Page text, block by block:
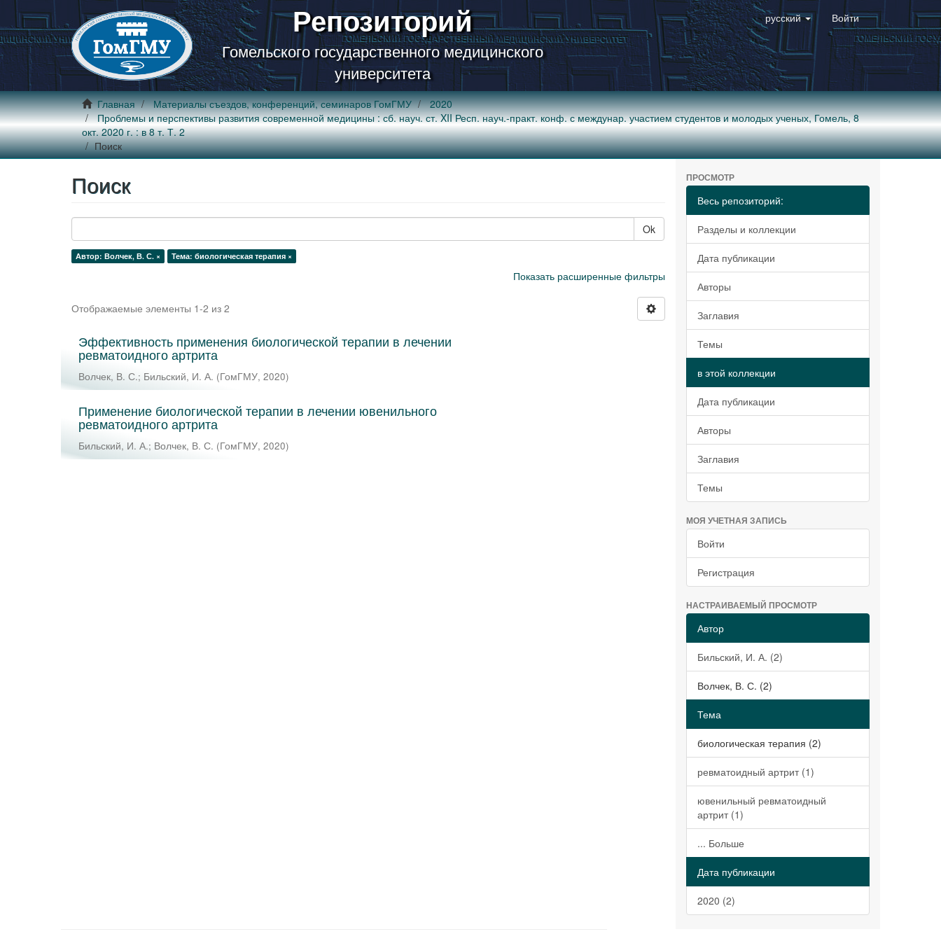
Репозиторий
Гомельского государственного медицинского
университета
русский Войти
Главная Материалы съездов, конференций, семинаров ГомГМУ
2020
Проблемы и перспективы развития современной медицины : сб. науч. ст. XII Респ. науч.-практ. конф. с междунар. участием студентов и молодых ученых, Гомель, 8
окт. 2020 г. : в 8 т. Т. 2
Поиск
Поиск
Ok
Автор: Волчек, В. С. × Тема: биологическая терапия ×
Показать расширенные фильтры
Отображаемые элементы 1-2 из 2
Эффективность применения биологической терапии в лечении
ревматоидного артрита
Волчек, В. С.; Бильский, И. А. (ГомГМУ, 2020)
Применение биологической терапии в лечении ювенильного
ревматоидного артрита
Бильский, И. А.; Волчек, В. С. (ГомГМУ, 2020)
ПРОСМОТР
Весь репозиторий:
Разделы и коллекции
Дата публикации
Авторы
Заглавия
Темы
в этой коллекции
Дата публикации
Авторы
Заглавия
Темы
МОЯ УЧЕТНАЯ ЗАПИСЬ
Войти
Регистрация
НАСТРАИВАЕМЫЙ ПРОСМОТР
Автор
Бильский, И. А. (2)
Волчек, В. С. (2)
Тема
биологическая терапия (2)
ревматоидный артрит (1)
ювенильный ревматоидный
артрит (1)
... Больше
Дата публикации
2020 (2)